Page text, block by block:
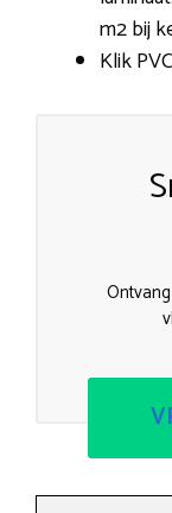
m2 bij
Klik